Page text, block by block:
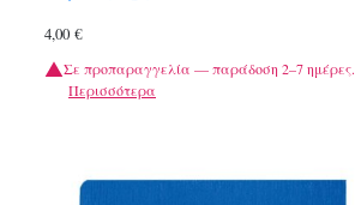
4,00 €
Σε προπαραγγελία — παράδοση 2–7 ημέρες.
Περισσότερα